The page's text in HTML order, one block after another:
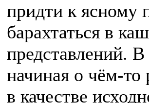
придти к ясному
барахтаться в
представлений.
начиная о чём-то
в качестве